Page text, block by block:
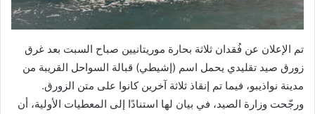
تم الإعلان عن فُقدان ثلاثة بحارة موريتانيين صباح السبت بعد غرق
زورق صيد تقليدي يحمل اسم (إشيطي) قبالة السواحل القريبة من
مدينة نواذيبو، فيما تم إنقاذ ثلاثة آخرين كانوا على متن الزورق.
ورجّحت وزارة الصيد، في بيان لها استنادًا إلى المعطيات الأولية، أن